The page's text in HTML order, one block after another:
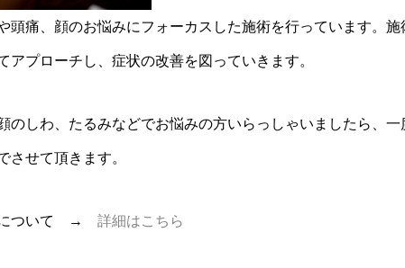
頭痛、顔のお悩みにフォーカスした施術を行っています。
アプローチし、症状の改善を図っていきます。
のしわ、たるみなどでお悩みの方いらっしゃいましたら、
させて頂きます。
について → 詳細はこちら